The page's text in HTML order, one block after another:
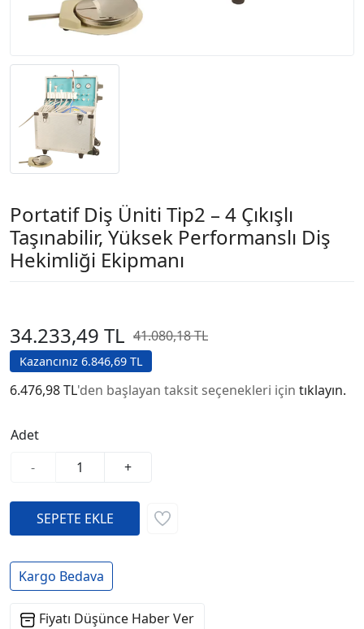
Portatif Diş Üniti Tip2 – 4 Çıkışlı
Taşınabilir, Yüksek Performanslı Diş
Hekimliği Ekipmanı
34.233,49 TL 41.080,18 TL
Kazancınız 6.846,69 TL
6.476,98 TL'den başlayan taksit seçenekleri için tıklayın.
Adet
-
+
Kargo Bedava
Fiyatı Düşünce Haber Ver